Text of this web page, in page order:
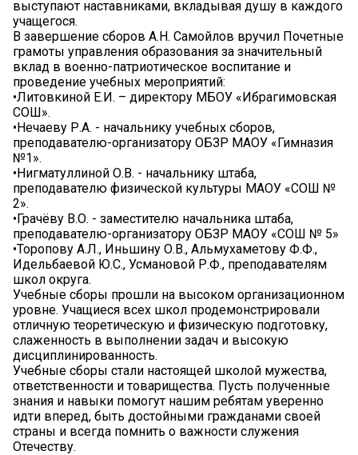
выступают наставниками, вкладывая душу в каждого
учащегося.
В завершение сборов А.Н. Самойлов вручил Почетные
грамоты управления образования за значительный
вклад в военно-патриотическое воспитание и
проведение учебных мероприятий:
•Литовкиной Е.И. – директору МБОУ «Ибрагимовская
СОШ».
•Нечаеву Р.А. - начальнику учебных сборов,
преподавателю-организатору ОБЗР МАОУ «Гимназия
№1».
•Нигматуллиной О.В. - начальнику штаба,
преподавателю физической культуры МАОУ «СОШ №
2».
•Грачёву В.О. - заместителю начальника штаба,
преподавателю-организатору ОБЗР МАОУ «СОШ № 5»
•Торопову А.Л., Иньшину О.В., Альмухаметову Ф.Ф.,
Идельбаевой Ю.С., Усмановой Р.Ф., преподавателям
школ округа.
Учебные сборы прошли на высоком организационном
уровне. Учащиеся всех школ продемонстрировали
отличную теоретическую и физическую подготовку,
слаженность в выполнении задач и высокую
дисциплинированность.
Учебные сборы стали настоящей школой мужества,
ответственности и товарищества. Пусть полученные
знания и навыки помогут нашим ребятам уверенно
идти вперед, быть достойными гражданами своей
страны и всегда помнить о важности служения
Отечеству.